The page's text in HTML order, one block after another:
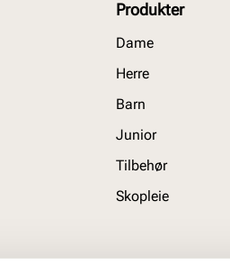
Produkter
Dame
Herre
Barn
Junior
Tilbehør
Skopleie